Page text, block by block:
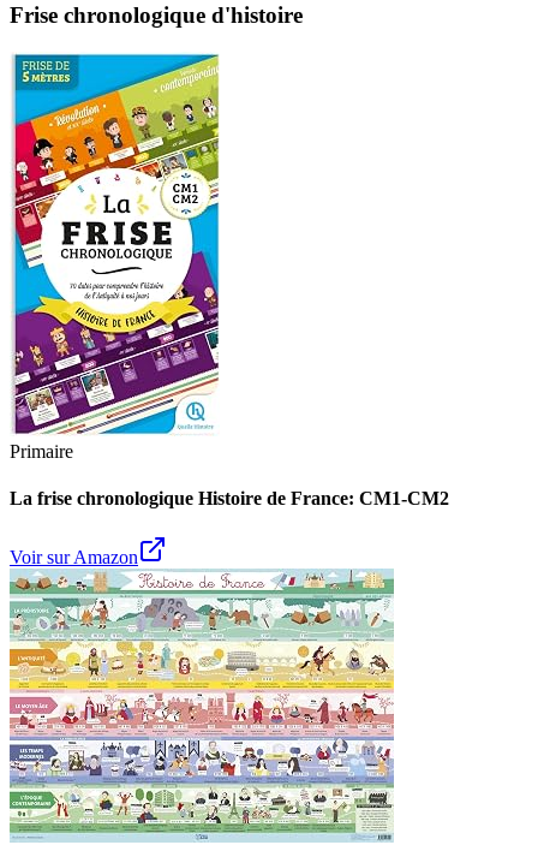
Frise chronologique d'histoire
Primaire
La frise chronologique Histoire de France: CM1-CM2
Voir sur Amazon